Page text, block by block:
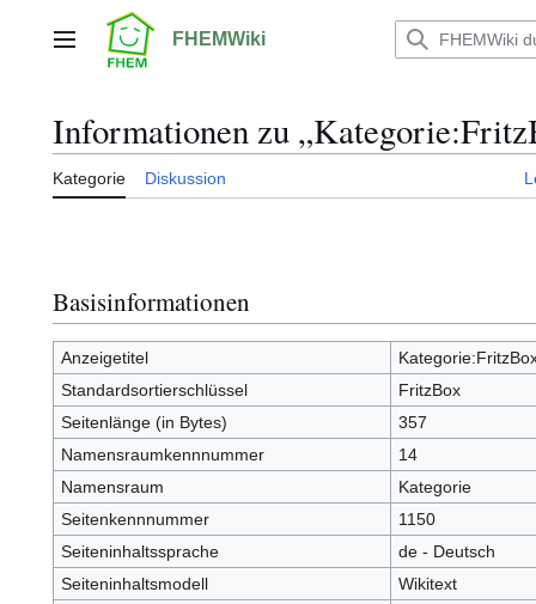
springenHauptmenü FHEMWiki
Informationen zu
Kategorie Diskussion
Basisinformationen
Anzeigetitel
Standardsortierschlüssel
FritzBox
Seitenlänge (in Bytes)
357
Namensraumkennnummer
14
Namensraum
Kategorie
Seitenkennnummer
1150
Seiteninhaltssprache
de - Deutsch
Seiteninhaltsmodell
Wikitext